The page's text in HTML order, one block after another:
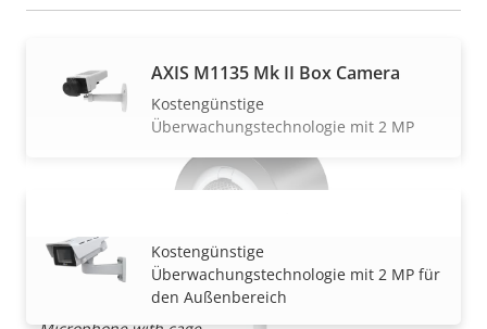
MEHR ANZEIGEN
AXIS M1135 Mk II Box Camera
Kostengünstige
Überwachungstechnologie mit 2 MP
Kostengünstige
Überwachungstechnologie mit 2 MP für
den Außenbereich